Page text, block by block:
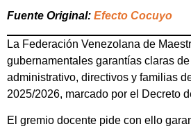
Fuente Original: Efecto Cocuyo
La Federación Venezolana de
gubernamentales garantías claras
administrativo, directivos y familias
2025/2026, marcado por el Decreto
El gremio docente pide con ello